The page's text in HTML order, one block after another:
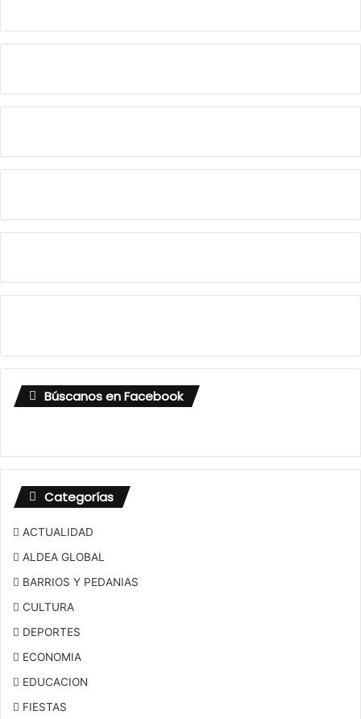
Búscanos en Facebook
Categorías
ACTUALIDAD
ALDEA GLOBAL
BARRIOS Y PEDANIAS
CULTURA
DEPORTES
ECONOMIA
EDUCACION
FIESTAS